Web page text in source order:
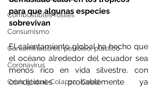
Combustibles fósiles
Consumismo
Contaminadores: petróleo, plástico
Coronavirus
Crisis global-Colapso -Covid
para que algunas especies
sobrevivan
El calentamiento global ha hecho que
el océano alrededor del ecuador sea
menos rico en vida silvestre, con
condiciones probablemente ya